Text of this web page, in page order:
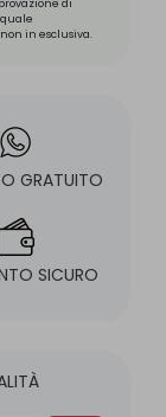
di
quale
in esclusiva.
GRATUITO
SICURO